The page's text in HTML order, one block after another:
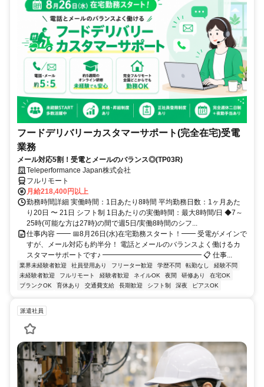
フードデリバリーカスタマーサポート(完全在宅)受電
業務
メール対応5割！受電とメールのバランス◎(TP03R)
Teleperformance Japan株式会社
フルリモート
月給218,400円以上
勤務時間詳細 実働時間：1日あたり8時間 平均勤務日数：1ヶ月あた
り20日 〜 21日 シフト制 1日あたりの実働時間：最大8時間/日 ◆7～
25時(可能な方は27時)の間で週5日/実働8時間のシフ...
仕事内容 ━━ 📅8月26日(水)在宅勤務スタート！━━ 受電がメインで
すが、メール対応も約半分！ 電話とメールのバランスよく働けるカ
スタマーサポートです♪ ━━━━━━━━━━━━━━ 📋 仕事...
業界未経験者歓迎 社員登用あり フリーター歓迎 学歴不問 転勤なし
経験不問
未経験者歓迎
フルリモート 経験者歓迎 ネイルOK 夜間 研修あり
在宅OK
ブランクOK
育休あり 交通費支給 長期歓迎 シフト制 深夜 ピアスOK
派遣社員